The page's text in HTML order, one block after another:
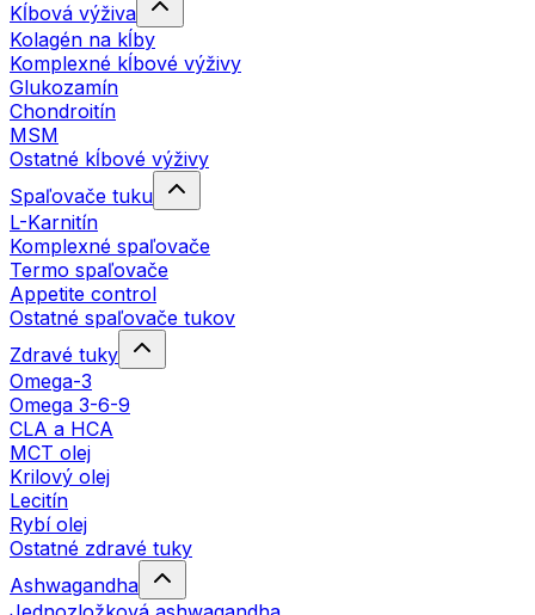
Kĺbová výživa
Kolagén na kĺby
Komplexné kĺbové výživy
Glukozamín
Chondroitín
MSM
Ostatné kĺbové výživy
Spaľovače tuku
L-Karnitín
Komplexné spaľovače
Termo spaľovače
Appetite control
Ostatné spaľovače tukov
Zdravé tuky
Omega-3
Omega 3-6-9
CLA a HCA
MCT olej
Krilový olej
Lecitín
Rybí olej
Ostatné zdravé tuky
Ashwagandha